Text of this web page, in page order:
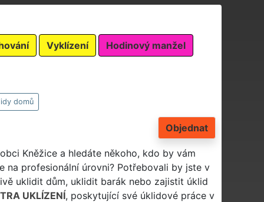
Vyklízení Hodinový manžel
domů
Objednat
Kněžice a hledáte někoho, kdo by vám
profesionální úrovni? Potřebovali by jste v
uklidit dům, uklidit barák nebo zajistit úklid
UKLÍZENÍ, poskytující své úklidové práce v